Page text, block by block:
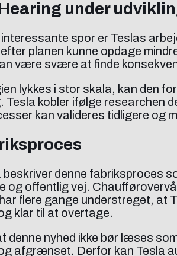
under
spor er Teslas
planen kunne opdage
være svære at finde
lykkes i stor skala, kan den
Tesla kobler ifølge researchen
kan valideres tidligere og
beskriver denne fabriksproces
og offentlig vej.
flere gange understreget, at
klar til at overtage.
denne nyhed ikke bør læses
afgrænset. Derfor kan Tesla